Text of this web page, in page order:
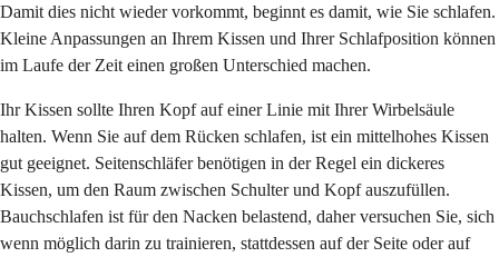
Damit dies nicht wieder vorkommt, beginnt es damit, wie Sie schlafen.
Kleine Anpassungen an Ihrem Kissen und Ihrer Schlafposition können
im Laufe der Zeit einen großen Unterschied machen.
Ihr Kissen sollte Ihren Kopf auf einer Linie mit Ihrer Wirbelsäule
halten. Wenn Sie auf dem Rücken schlafen, ist ein mittelhohes Kissen
gut geeignet. Seitenschläfer benötigen in der Regel ein dickeres
Kissen, um den Raum zwischen Schulter und Kopf auszufüllen.
Bauchschlafen ist für den Nacken belastend, daher versuchen Sie, sich
wenn möglich darin zu trainieren, stattdessen auf der Seite oder auf